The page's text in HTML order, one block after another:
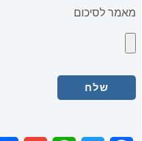
מאמר לסיכום